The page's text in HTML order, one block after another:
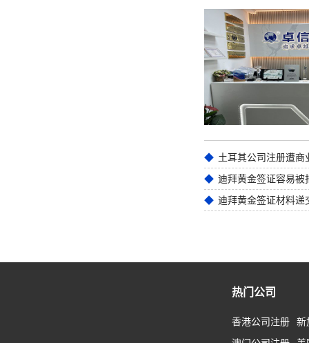
迪拜黄金签证材料递
热门公司
香港公司注册
新